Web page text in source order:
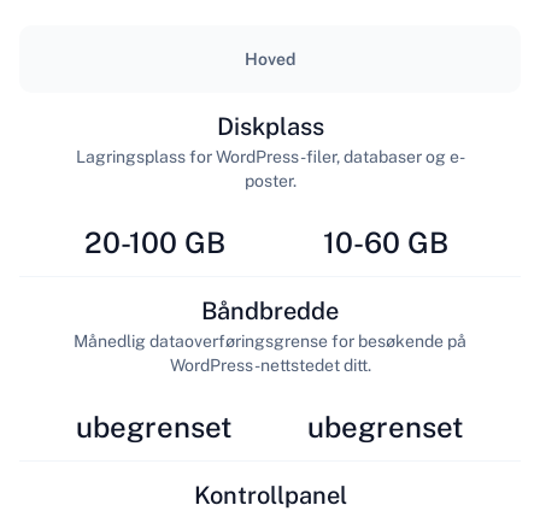
Hoved
20-100 GB
Diskplass
Lagringsplass for WordPress-filer, databaser og e-
poster.
10-60 GB
ubegrenset
Båndbredde
Månedlig dataoverføringsgrense for besøkende på
WordPress-nettstedet ditt.
ubegrenset
Kontrollpanel